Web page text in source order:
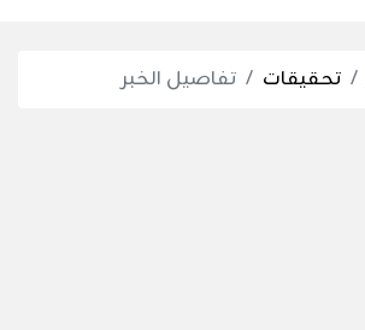
تحقيقات تفاصيل الخبر